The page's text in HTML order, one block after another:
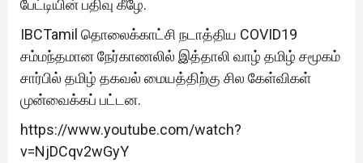
பேட்டியின் பதிவு கீழே.
IBCTamil தொலைக்காட்சி நடாத்திய COVID19
சம்மந்தமான நேர்காணலில் இத்தாலி வாழ் தமிழ் சமூகம்
சார்பில் தமிழ் தகவல் மையத்திற்கு சில கேள்விகள்
முன்வைக்கப் பட்டன.
https://www.youtube.com/watch?
v=NjDCqv2wGyY